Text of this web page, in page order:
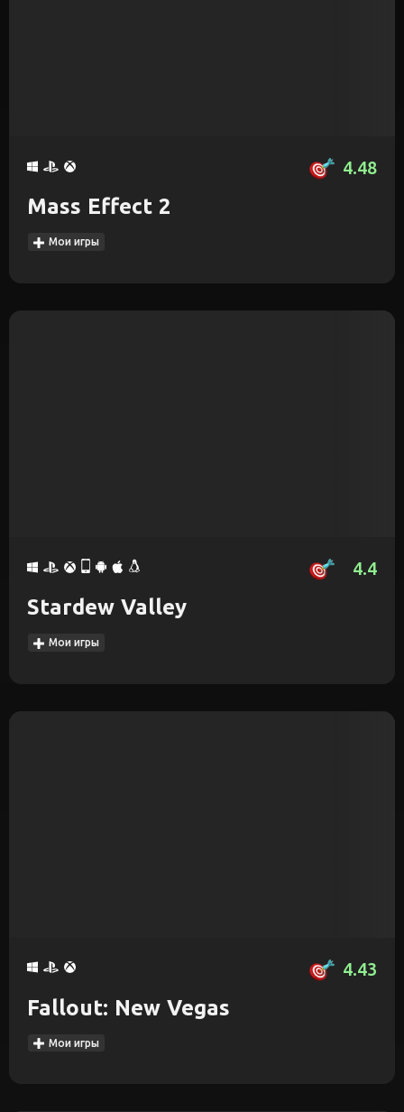
4.48
Mass Effect 2
Мои игры
4.4
Stardew Valley
Мои игры
4.43
Fallout: New Vegas
Мои игры